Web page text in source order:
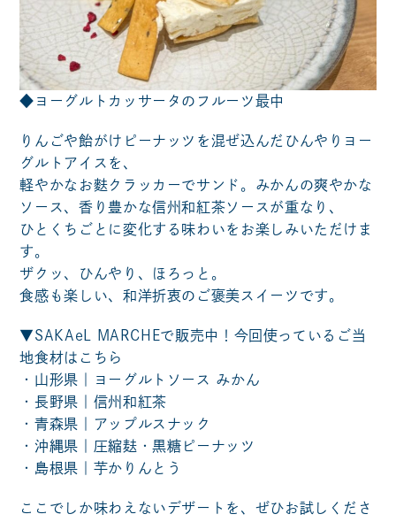
◆ヨーグルトカッサータのフルーツ最中
りんごや飴がけピーナッツを混ぜ込んだひんやりヨー
グルトアイスを、
軽やかなお麩クラッカーでサンド。みかんの爽やかな
ソース、香り豊かな信州和紅茶ソースが重なり、
ひとくちごとに変化する味わいをお楽しみいただけま
す。
ザクッ、ひんやり、ほろっと。
食感も楽しい、和洋折衷のご褒美スイーツです。
▼SAKAeL MARCHEで販売中！今回使っているご当
地食材はこちら
・山形県｜ヨーグルトソース みかん
・長野県｜信州和紅茶
・青森県｜アップルスナック
・沖縄県｜圧縮麸・黒糖ピーナッツ
・島根県｜芋かりんとう
ここでしか味わえないデザートを、ぜひお試しくださ